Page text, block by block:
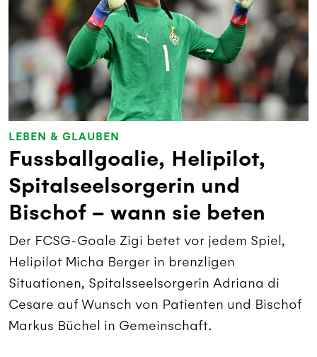
LEBEN & GLAUBEN
Fussballgoalie, Helipilot,
Spitalseelsorgerin und
Bischof – wann sie beten
Der FCSG-Goale Zigi betet vor jedem Spiel,
Helipilot Micha Berger in brenzligen
Situationen, Spitalsseelsorgerin Adriana di
Cesare auf Wunsch von Patienten und Bischof
Markus Büchel in Gemeinschaft.